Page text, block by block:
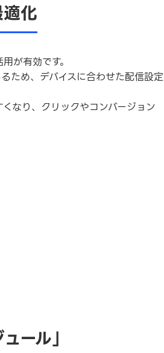
化
が有効です。
ため、デバイスに合わせた配信設定
なり、クリックやコンバージョン
ール」